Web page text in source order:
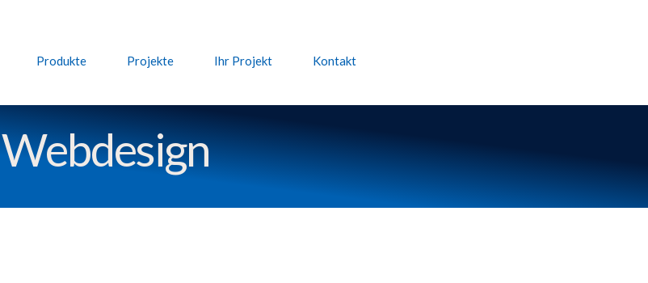
Produkte Projekte Ihr Projekt Kontakt
Web­design